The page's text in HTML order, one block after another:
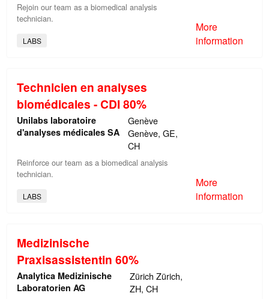
Rejoin our team as a biomedical analysis
technician.
LABS
More
information
Technicien en analyses
biomédicales - CDI 80%
Unilabs laboratoire
d'analyses médicales SA
Genève
Genève, GE,
CH
Reinforce our team as a biomedical analysis
technician.
LABS
More
information
Medizinische
Praxisassistentin 60%
Analytica Medizinische
Laboratorien AG
Zürich Zürich,
ZH, CH